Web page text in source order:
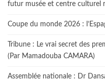
futur musée et centre culturel
Coupe du monde 2026 :
Tribune : Le vrai secret des
(Par Mamadouba CAMARA)
Assemblée nationale : Dr